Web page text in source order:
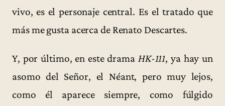
vivo, es el personaje central. Es el tratado que
más me gusta acerca de Renato Descartes.
Y, por último, en este drama HK-111, ya hay un
asomo del Señor, el Néant, pero muy lejos,
como él aparece siempre, como fúlgido